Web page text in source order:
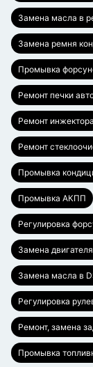
Замена масла в
Замена ремня
Промывка
Ремонт печки
Ремонт инжектора
Ремонт
Промывка
Промывка АКПП
Регулировка
Замена
Замена масла в
Регулировка
Ремонт, замена
Промывка